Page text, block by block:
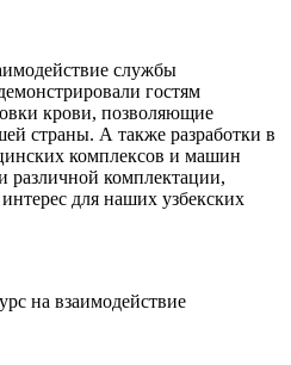
службы
гостям
крови, позволяющие
страны. А также разработки в
комплексов и машин
комплектации,
для наших узбекских